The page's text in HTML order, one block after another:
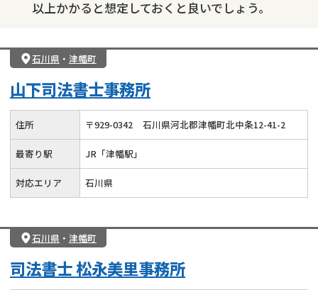
以上かかると想定しておくと良いでしょう。
石川県 ・ 津幡町
山下司法書士事務所
住所 〒929-0342 石川県河北郡津幡町北中条12-41-2
最寄り駅 JR「津幡駅」
対応エリア 石川県
石川県 ・ 津幡町
司法書士 松永美里事務所